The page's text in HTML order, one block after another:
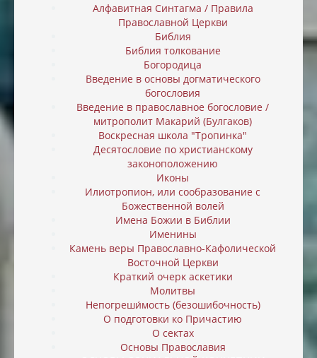
Алфавитная Синтагма / Правила
Православной Церкви
Библия
Библия толкование
Богородица
Введение в основы догматического
богословия
Введение в православное богословие /
митрополит Макарий (Булгаков)
Воскресная школа "Тропинка"
Десятословие по христианскому
законоположению
Иконы
Илиотропион, или cообразование с
Божественной волей
Имена Божии в Библии
Именины
Камень веры Православно-Кафолической
Восточной Церкви
Краткий очерк аскетики
Молитвы
Непогреши́мость (безошибочность)
О подготовки ко Причастию
О сектах
Основы Православия